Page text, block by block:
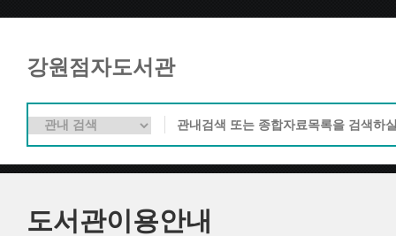
강원점자도서관
도서관이용안내